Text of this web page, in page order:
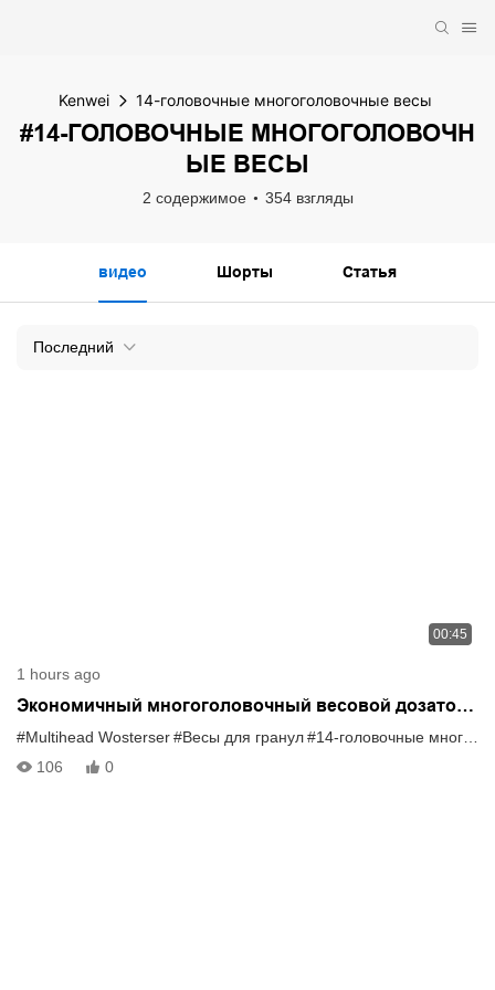
Kenwei 14-головочные многоголовочные весы
#14-ГОЛОВОЧНЫЕ МНОГОГОЛОВОЧН
ЫЕ ВЕСЫ
2 содержимое 354 взгляды
видео Шорты Статья
Последний
00:45
1 hours ago
Экономичный многоголовочный весовой дозатор
для гранулированных материалов с 14 головками.
#Multihead Wosterser#Весы для гранул#14-головочные многоголовочные весы
106
0